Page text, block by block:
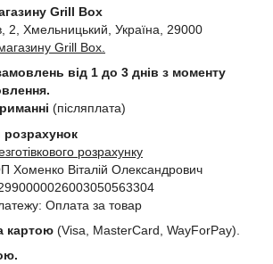
Grill Box
2, Хмельницький, Україна, 29000
Grill Box.
від 1 до 3 днів з моменту
(післяплата)
розрахунок
розрахунку
Хоменко Віталій Олександрович
Оплата за товар
картою (Visa, MasterCard, WayForPay).